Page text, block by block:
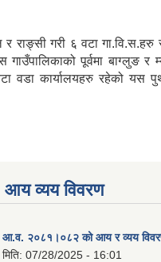
र राङ्सी गरी ६ वटा
पूर्वमा बाग्लुङ र
वडा कार्यालयहरु रहेको यस
आय व्यय विवरण
आ.व. २०८१।०८२ को आय र व्यय
मिति: 07/28/2025 - 16:01